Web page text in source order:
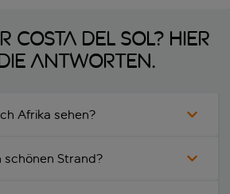
Costa del Sol? Hier
Antworten.
Afrika sehen?
schönen Strand?